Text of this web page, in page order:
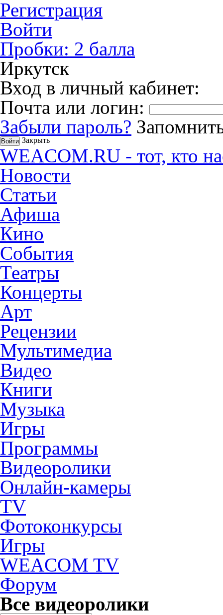
Регистрация
Войти
Пробки: 2 балла
Иркутск
Вход в личный кабинет:
Почта или логин:
Забыли пароль?
Закрыть
WEACOM.RU - тот, кто
Новости
Статьи
Афиша
Кино
События
Театры
Концерты
Арт
Рецензии
Мультимедиа
Видео
Книги
Музыка
Игры
Программы
Видеоролики
Онлайн-камеры
TV
Фотоконкурсы
Игры
WEACOM TV
Форум
Все видеоролики